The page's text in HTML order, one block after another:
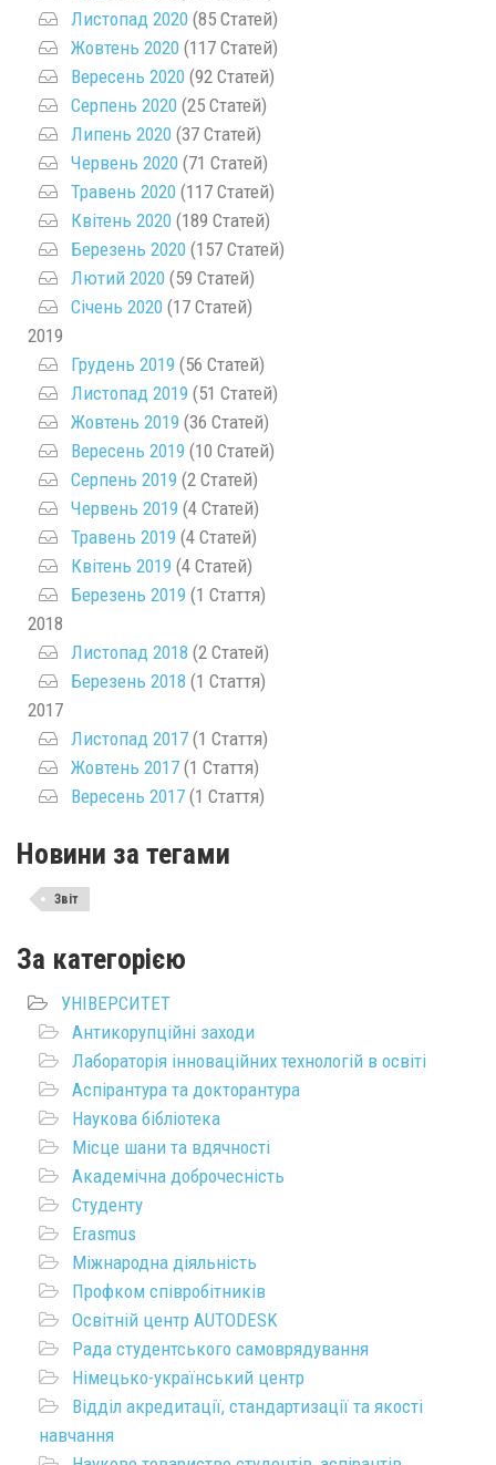
Листопад 2020 (85 Статей)
Жовтень 2020 (117 Статей)
Вересень 2020 (92 Статей)
Серпень 2020 (25 Статей)
Липень 2020 (37 Статей)
Червень 2020 (71 Статей)
Травень 2020 (117 Статей)
Квітень 2020 (189 Статей)
Березень 2020 (157 Статей)
Лютий 2020 (59 Статей)
Січень 2020 (17 Статей)
2019
Грудень 2019 (56 Статей)
Листопад 2019 (51 Статей)
Жовтень 2019 (36 Статей)
Вересень 2019 (10 Статей)
Серпень 2019 (2 Статей)
Червень 2019 (4 Статей)
Травень 2019 (4 Статей)
Квітень 2019 (4 Статей)
Березень 2019 (1 Стаття)
2018
Листопад 2018 (2 Статей)
Березень 2018 (1 Стаття)
2017
Листопад 2017 (1 Стаття)
Жовтень 2017 (1 Стаття)
Вересень 2017 (1 Стаття)
Новини за тегами
Звіт
За категорією
УНІВЕРСИТЕТ
Антикорупційні заходи
Лабораторія інноваційних технологій в освіті
Аспірантура та докторантура
Наукова бібліотека
Місце шани та вдячності
Академічна доброчесність
Студенту
Erasmus
Міжнародна діяльність
Профком співробітників
Освітній центр AUTODESK
Рада студентського самоврядування
Німецько-український центр
Відділ акредитації, стандартизації та якості
навчання